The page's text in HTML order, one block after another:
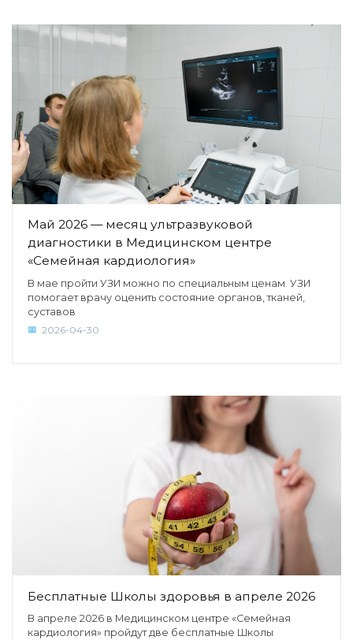
Май 2026 — месяц ультразвуковой
диагностики в Медицинском центре
«Семейная кардиология»
В мае пройти УЗИ можно по специальным ценам. УЗИ
помогает врачу оценить состояние органов, тканей,
суставов
2026-04-30
Бесплатные Школы здоровья в апреле 2026
В апреле 2026 в Медицинском центре «Семейная
кардиология» пройдут две бесплатные Школы